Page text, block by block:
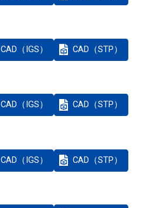
CAD（IGS） CAD（STP）
CAD（IGS） CAD（STP）
CAD（IGS） CAD（STP）